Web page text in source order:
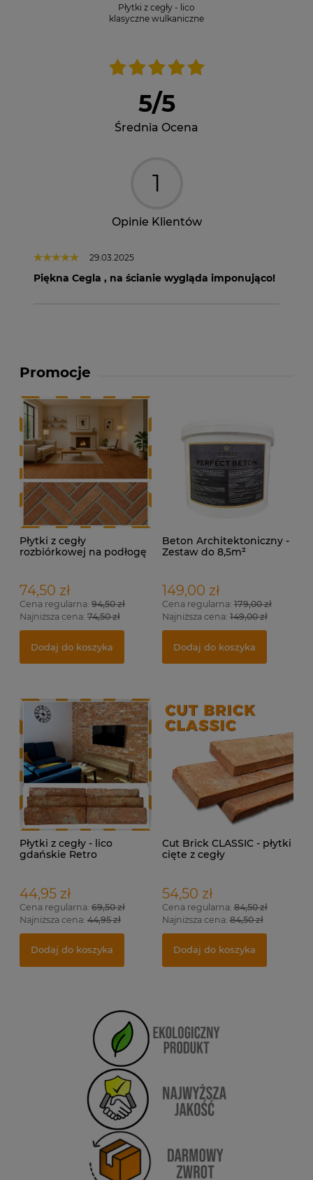
Płytki z cegły - lico
klasyczne wulkaniczne
5/5
Średnia Ocena
1
Opinie Klientów
29.03.2025
Piękna Cegla , na ścianie wygląda imponująco!
Promocje
Płytki z cegły
rozbiórkowej na podłogę
74,50 zł
Cena regularna: 94,50 zł
Najniższa cena: 74,50 zł
Dodaj do koszyka
Beton Architektoniczny -
Zestaw do 8,5m²
149,00 zł
Cena regularna:179,00 zł
Najniższa cena:149,00 zł
Dodaj do koszyka
Płytki z cegły - lico
gdańskie Retro
44,95 zł
Cena regularna: 69,50 zł
Najniższa cena: 44,95 zł
Dodaj do koszyka
Cut Brick CLASSIC - płytki
cięte z cegły
54,50 zł
Cena regularna:84,50 zł
Najniższa cena:84,50 zł
Dodaj do koszyka